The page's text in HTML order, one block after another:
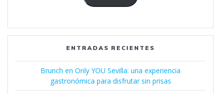
ENTRADAS RECIENTES
Brunch en Only YOU Sevilla: una experiencia
gastronómica para disfrutar sin prisas